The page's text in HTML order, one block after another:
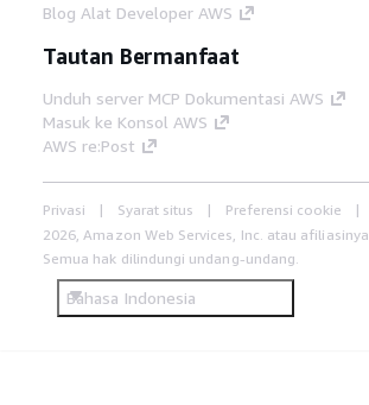
Blog Alat Developer AWS
Tautan Bermanfaat
Unduh server MCP Dokumentasi AWS
Masuk ke Konsol AWS
AWS re:Post
Privasi Syarat situs Preferensi cookie
2026, Amazon Web Services, Inc. atau afiliasinya.
Semua hak dilindungi undang-undang.
Bahasa Indonesia